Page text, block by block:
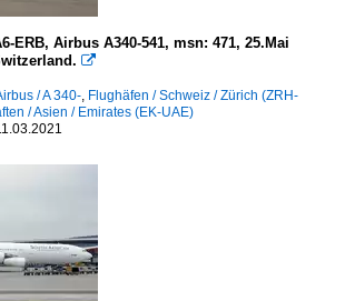
ERB, Airbus A340-541, msn: 471, 25.Mai

/ A 340-, Flughäfen / Schweiz / Zürich (ZRH-
/ Asien / Emirates (EK-UAE)